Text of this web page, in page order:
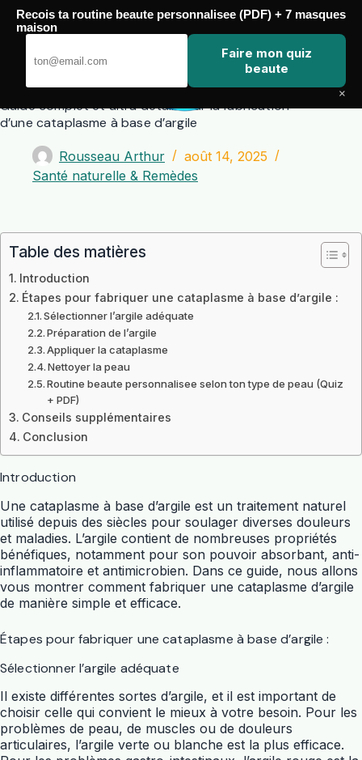
Passer
contenu
Guide complet et ultra détaillé sur la fabrication
d’une cataplasme à base d’argile
Rousseau Arthur
août 14, 2025
Santé naturelle & Remèdes
Table des matières
Introduction
Étapes pour fabriquer une cataplasme à base d’argile :
Sélectionner l’argile adéquate
Préparation de l’argile
Appliquer la cataplasme
Nettoyer la peau
Routine beaute personnalisee selon ton type de peau (Quiz
+ PDF)
Conseils supplémentaires
Conclusion
Introduction
Une cataplasme à base d’argile est un traitement naturel
utilisé depuis des siècles pour soulager diverses douleurs
et maladies. L’argile contient de nombreuses propriétés
bénéfiques, notamment pour son pouvoir absorbant, anti-
inflammatoire et antimicrobien. Dans ce guide, nous allons
vous montrer comment fabriquer une cataplasme d’argile
de manière simple et efficace.
Étapes pour fabriquer une cataplasme à base d’argile :
Sélectionner l’argile adéquate
Il existe différentes sortes d’argile, et il est important de
choisir celle qui convient le mieux à votre besoin. Pour les
problèmes de peau, de muscles ou de douleurs
articulaires, l’argile verte ou blanche est la plus efficace.
Recois ta routine beaute personnalisee (PDF) + 7 masques
maison
Faire mon quiz
beaute
×